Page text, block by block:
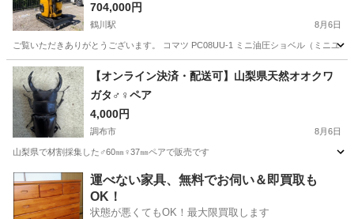
ゴムクローラー 東京都 町田市
704,000円
鶴川駅 8月6日
ご覧いただきありがとうございます。 コマツ PC08UU-1 ミニ油圧ショベル（ミニユ
東京 町田市 鶴川駅 その他
【オンライン決済・配送可】山梨県天然オオクワ
ガタ♂♀ペア
4,000円
調布市 8月6日
山梨県で材割採集した♂60㎜♀37㎜ペアで販売です
東京 調布市 その他 オオクワガタ
運べない家具、無料でお伺い＆即買取も
OK！
状態が悪くてもOK！最大限買取します